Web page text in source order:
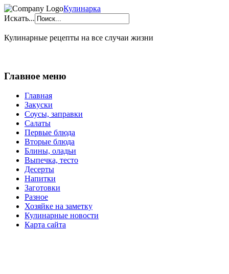
Кулинарка
Искать...
Кулинарные рецепты на все случаи жизни
Главное меню
Главная
Закуски
Соусы, заправки
Салаты
Первые блюда
Вторые блюда
Блины, оладьи
Выпечка, тесто
Десерты
Напитки
Заготовки
Разное
Хозяйке на заметку
Кулинарные новости
Карта сайта